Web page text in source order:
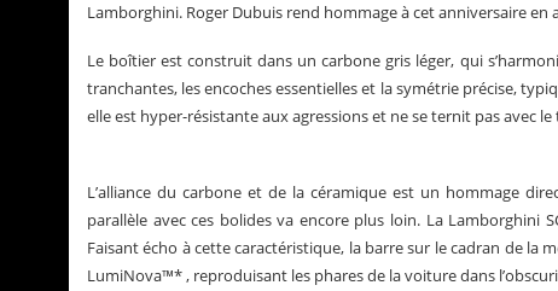
Lamborghini. Roger Dubuis rend hommage à cet anniversaire
Le boîtier est construit dans un carbone gris léger, qui
tranchantes, les encoches essentielles et la symétrie précise,
elle est hyper-résistante aux agressions et ne se ternit pas avec le
L’alliance du carbone et de la céramique est un hommage
parallèle avec ces bolides va encore plus loin. La Lamborghini
Faisant écho à cette caractéristique, la barre sur le cadran de la
LumiNova™* , reproduisant les phares de la voiture dans